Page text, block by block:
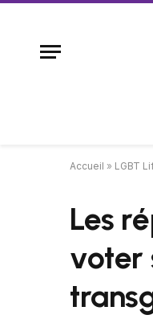
Accueil » LGBT
Les
voter